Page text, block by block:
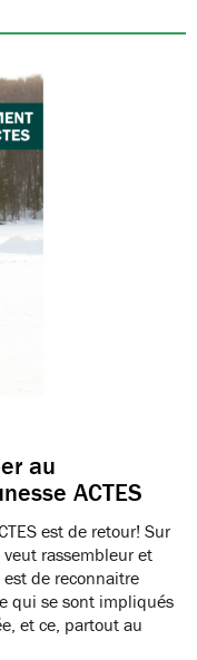
au
ACTES
est de retour! Sur
veut rassembleur et
de reconnaitre
qui se sont impliqués
et ce, partout au